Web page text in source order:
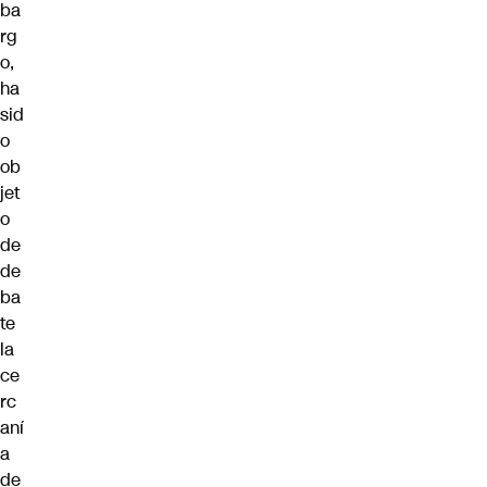
ba
rg
o,
ha
sid
o
ob
jet
o
de
de
ba
te
la
ce
rc
aní
a
de